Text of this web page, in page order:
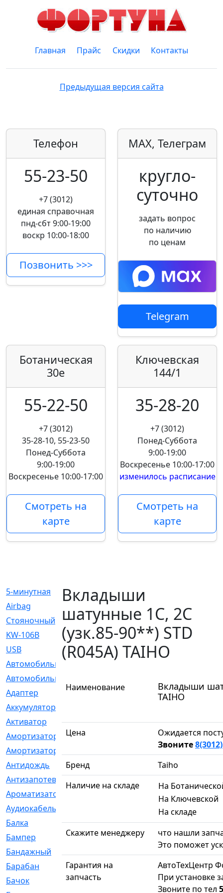
Главная Прайс Скидки Контакты
Предыдущая версия сайта
Телефон
55-23-50
+7 (3012)
единая справочная
пнд-сбт 9:00-19:00
воскр 10:00-18:00
Позвонить >>>
MAX, Телеграм
кругло­
суточно
задать вопрос
по наличию
по ценам
Telegram
Ботаническая
30е
55-22-50
+7 (3012)
35-28-10, 55-23-50
Понед-Суббота
9:00-19:00
Воскресенье 10:00-17:00
Смотреть на
карте
Ключевская
144/1
35-28-20
+7 (3012)
Понед-Суббота
9:00-19:00
Воскресенье 10:00-17:00
изменилось расписание
Смотреть на
карте
5-минутная
[1]
Airbag
[18]
Cтояночный
[1]
KW-106B
[0]
USB
[6]
Автомобильное
Автомобильный
Адаптер
[3]
Аккумулятор
Активатор
[1]
Амортизатор
Амортизаторы
Антидождь
Антизапотеватель
Ароматизатор
Аудиокабель
Балка
[58]
Бампер
[137]
Бандажный
[6]
Барабан
[5]
Бачок
[40]
Вкладыши
шатунные 1C, 2C
(узк.85-90**) STD
(R045A) TAIHO
Наименование
Вкладыши
TAIHO
Цена
Ожидается
Звоните
Бренд
Taiho
Наличие на складе
На
На Ключевской
На складе
Скажите менеджеру
что нашли
Это поможет
Гарантия на
запчасть
АвтоТехЦентр
При установке
Звоните по тел